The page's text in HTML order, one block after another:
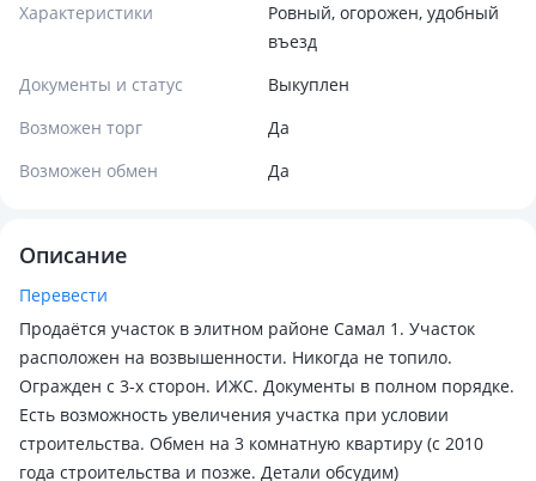
Характеристики
Ровный, огорожен, удобный
въезд
Документы и статус
Выкуплен
Возможен торг
Да
Возможен обмен
Да
Описание
Перевести
Продаётся участок в элитном районе Самал 1. Участок
расположен на возвышенности. Никогда не топило.
Огражден с 3-х сторон. ИЖС. Документы в полном порядке.
Есть возможность увеличения участка при условии
строительства. Обмен на 3 комнатную квартиру (с 2010
года строительства и позже. Детали обсудим)